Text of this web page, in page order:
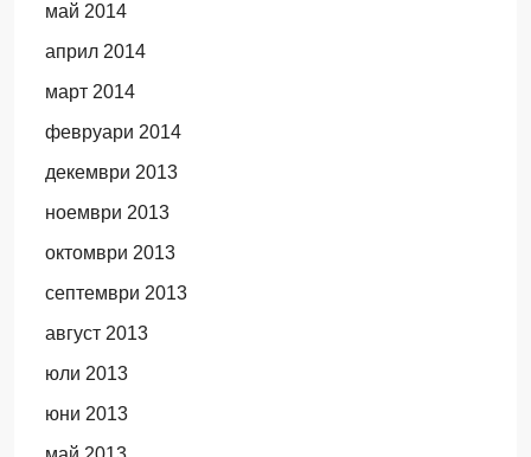
май 2014
април 2014
март 2014
февруари 2014
декември 2013
ноември 2013
октомври 2013
септември 2013
август 2013
юли 2013
юни 2013